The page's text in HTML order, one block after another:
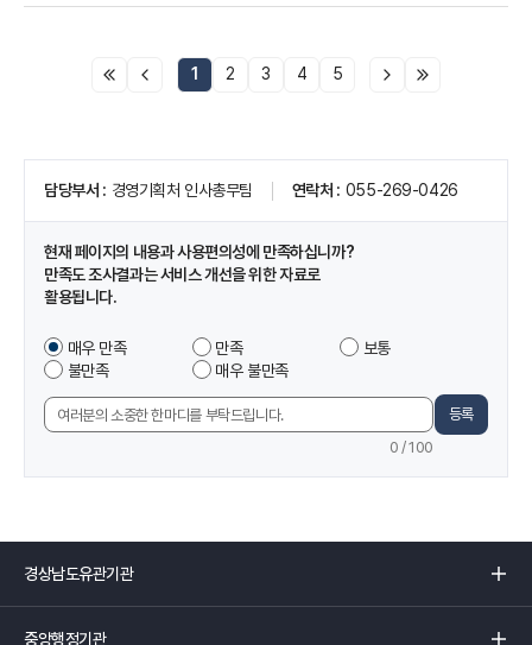
1 2 3 4 5
담당부서 경영기획처 인사총무팀 연락처 055-269-0426
현재 페이지의 내용과 사용편의성에 만족하십니까?
만족도 조사결과는 서비스 개선을 위한 자료로
활용됩니다.
이
페
에
제
정
만
매우 만족 만족
보통
불만족
매우 불만족
의
0 / 100
등록